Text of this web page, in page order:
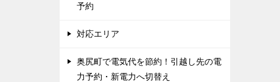
予約
対応エリア
奥尻町で電気代を節約！引越し先の電
力予約・新電力へ切替え